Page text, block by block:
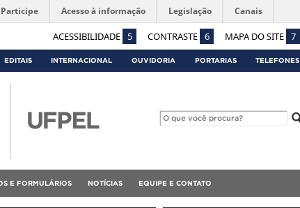
ACESSIBILIDADE 5 CONTRASTE 6 MAPA DO SITE 7
Participe Acesso à informação Legislação Canais
EDITAIS INTERNACIONAL OUVIDORIA PORTARIAS TELEFONES
E FORMULÁRIOS NOTÍCIAS EQUIPE E CONTATO